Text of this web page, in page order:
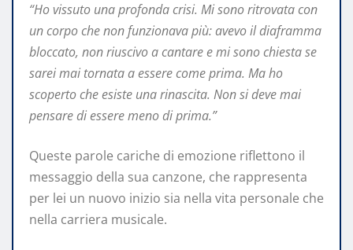
“Ho vissuto una profonda crisi. Mi sono ritrovata con
un corpo che non funzionava più: avevo il diaframma
bloccato, non riuscivo a cantare e mi sono chiesta se
sarei mai tornata a essere come prima. Ma ho
scoperto che esiste una rinascita. Non si deve mai
pensare di essere meno di prima.”
Queste parole cariche di emozione riflettono il
messaggio della sua canzone, che rappresenta
per lei un nuovo inizio sia nella vita personale che
nella carriera musicale.